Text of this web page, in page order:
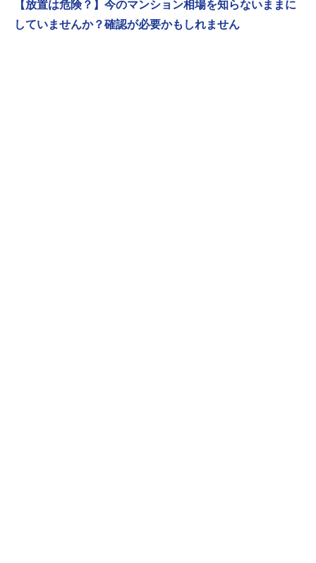
【放置は危険？】今のマンション相場を知らないままに
していませんか？確認が必要かもしれません